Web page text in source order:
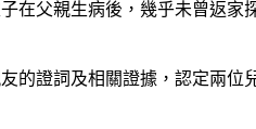
在父親生病後，幾乎未曾返
的證詞及相關證據，認定兩